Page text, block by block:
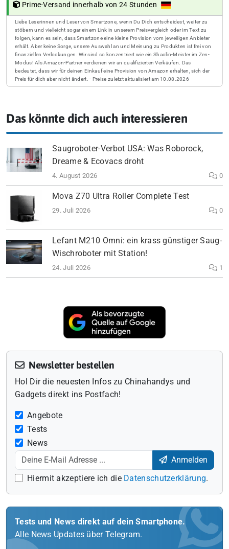
Prime-Versand innerhalb von 24 Stunden
Liebe Leserinnen und Leser von Smartzone, wenn Du Dich entscheidest, weiter zu
stöbern und vielleicht sogar einem Link in unserem Preisvergleich oder im Text zu
folgen, kann es sein, dass Smartzone eine kleine Provision vom jeweiligen Anbieter
erhält. Aber keine Sorge, unsere Auswahl an und Meinung zu Produkten ist frei von
finanziellen Verlockungen. Wir sind so konzentriert wie ein Shaolin-Meister im Zen-
Modus! Als Amazon-Partner verdienen wir an qualifizierten Verkäufen. Das
bedeutet, dass wir für deinen Einkauf eine Provision von Amazon erhalten, sich der
Preis für dich aber nicht ändert. - Preise zuletzt aktualisiert am 10.08.2026
Das könnte dich auch interessieren
Saugroboter-Verbot USA: Was Roborock,
Dreame & Ecovacs droht
4. August 2026 0
Mova Z70 Ultra Roller Complete Test
29. Juli 2026 0
Lefant M210 Omni: ein krass günstiger Saug-
Wischroboter mit Station!
24. Juli 2026 1
Newsletter bestellen
Hol Dir die neuesten Infos zu Chinahandys und
Gadgets direkt ins Postfach!
Angebote
Tests
News
Anmelden
Hiermit akzeptiere ich die Datenschutzerklärung.
Tests und News direkt auf dein Smartphone.
Alle News Updates über Telegram.